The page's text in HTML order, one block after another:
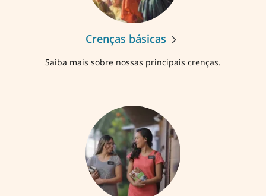
Crenças básicas
Saiba mais sobre nossas principais crenças.